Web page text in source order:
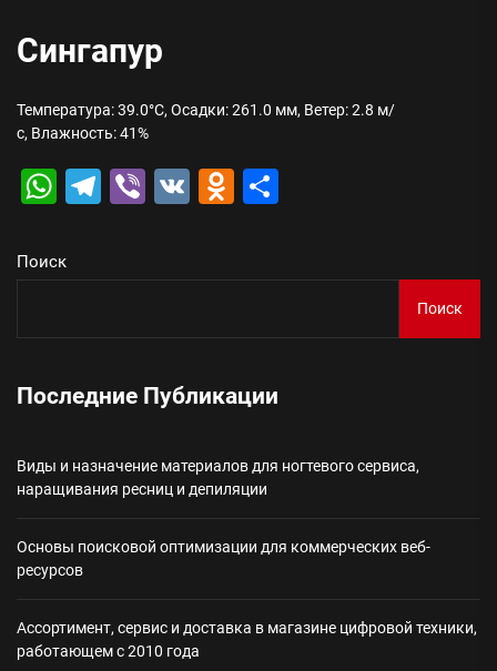
Сингапур
Температура: 39.0°C, Осадки: 261.0 мм, Ветер: 2.8 м/
с, Влажность: 41%
WhatsApp
Telegram
Viber
VK Odnoklassniki
Поиск
Поиск
Последние Публикации
Виды и назначение материалов для ногтевого сервиса,
наращивания ресниц и депиляции
Основы поисковой оптимизации для коммерческих веб-
ресурсов
Ассортимент, сервис и доставка в магазине цифровой техники,
работающем с 2010 года